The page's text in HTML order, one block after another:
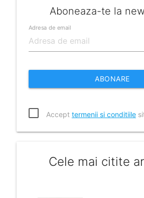
Aboneaza-te la
Adresa de email
ABONARE
Accept termenii si conditiile
Cele mai citite